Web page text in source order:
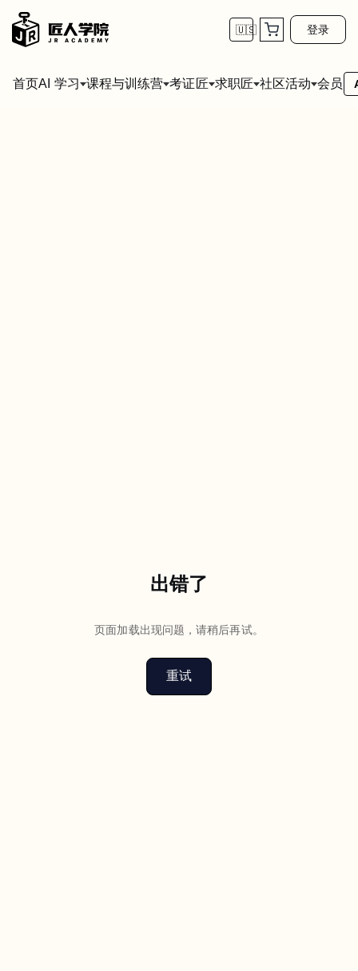
🇺🇸 登录
首页AI 学习 课程与训练营 考证匠 求职匠 社区活动 会员
出错了
页面加载出现问题，请稍后再试。
重试